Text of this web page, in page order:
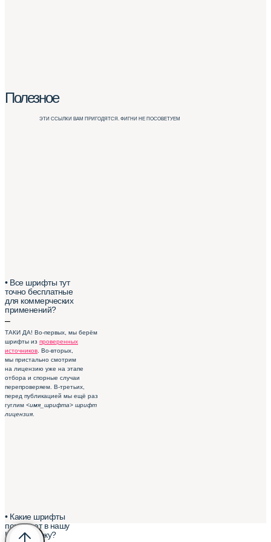
• Все шрифты тут
точно бесплатные
для коммерческих
применений?
–
ТАКИ ДА! Во-первых, мы берём
шрифты из проверенных
источников . Во-вторых,
мы пристально смотрим
на лицензию уже на этапе
отбора и спорные случаи
перепроверяем. В-третьих,
перед публикацией мы ещё раз
гуглим <имя_шрифта> шрифт
лицензия
• Какие шрифты
попадают в нашу
Шрифтотеку?
Полезное
ЭТИ ССЫЛКИ ВАМ ПРИГОДЯТСЯ. ФИГНИ НЕ ПОСОВЕТУЕМ